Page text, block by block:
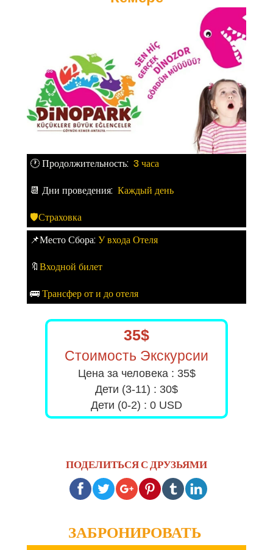
🕐 Продолжительность: 3 часа
📆 Дни проведения: Каждый день
🛡Страховка
📌Место Сбора:У входа Отеля
🔖Входной билет
🚌​Трансфер от и до отеля
ПОДЕЛИТЬСЯ С ДРУЗЬЯМИ
35$
Стоимость Экскурсии
Цена за человека : 35$
Дети (3-11) : 30$
Дети (0-2) : 0 USD
ЗАБРОНИРОВАТЬ